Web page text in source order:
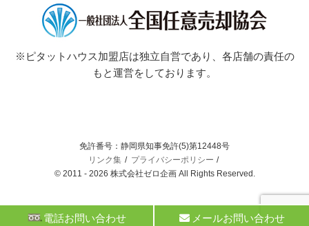
電話お問い合わせ メールお問い合わせ
※ピタットハウス加盟店は独立自営であり、各店舗の責任の
もと運営をしております。
免許番号：静岡県知事免許(5)第12448号
リンク集
プライバシーポリシー
© 2011 - 2026 株式会社ゼロ企画 All Rights Reserved.